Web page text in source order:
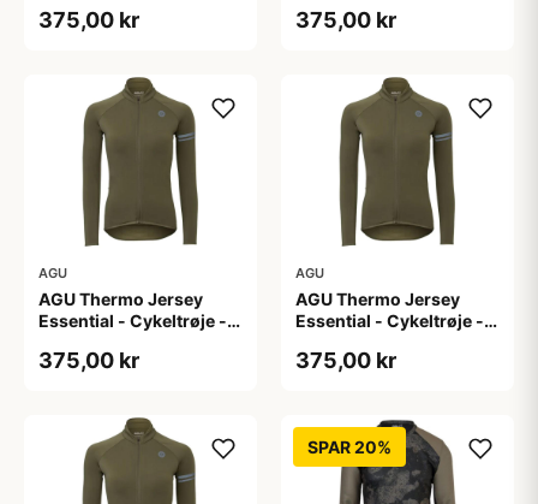
L
375,00 kr
M
375,00 kr
AGU
AGU Thermo Jersey
Essential - Cykeltrøje -
S
375,00 kr
AGU
AGU Thermo Jersey
Essential - Cykeltrøje -
XL
375,00 kr
SPAR 20%